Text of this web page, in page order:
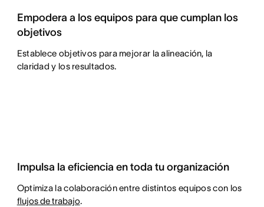
Empodera a los equipos para que cumplan los
objetivos
Establece objetivos para mejorar la alineación, la
claridad y los resultados.
Impulsa la eficiencia en toda tu organización
Optimiza la colaboración entre distintos equipos con los
flujos de trabajo.